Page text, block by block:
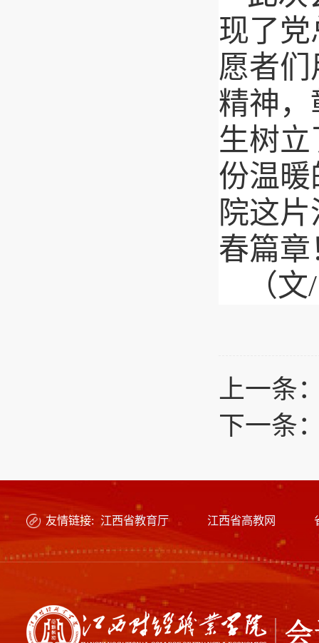
现了
愿者
精神，
生树
份温
院这
春篇章
（
上一条
下一条
友情链接: 江西省教育厅 江西省高教网